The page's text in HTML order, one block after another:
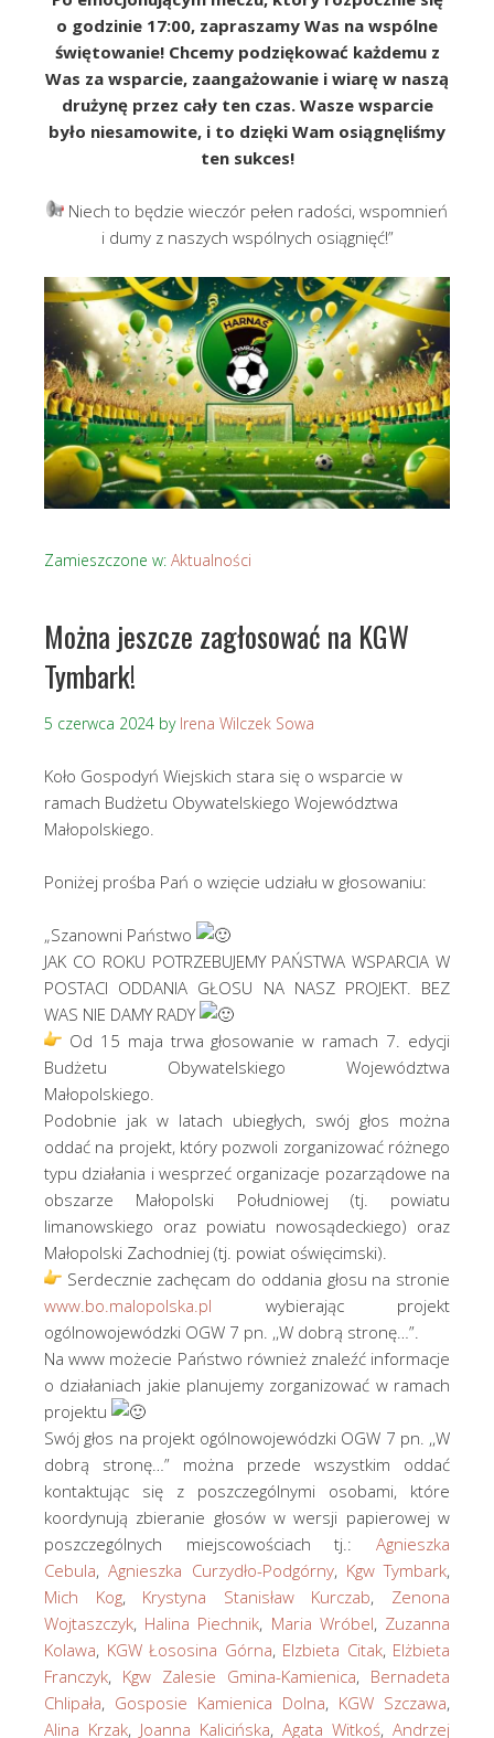
o godzinie 17:00, zapraszamy Was na wspólne
świętowanie! Chcemy podziękować każdemu z
Was za wsparcie, zaangażowanie i wiarę w naszą
drużynę przez cały ten czas. Wasze wsparcie
było niesamowite, i to dzięki Wam osiągnęliśmy
ten sukces!
Niech to będzie wieczór pełen radości, wspomnień
i dumy z naszych wspólnych osiągnięć!”
Zamieszczone w: Aktualności
Można jeszcze zagłosować na KGW
Tymbark!
5 czerwca 2024 by Irena Wilczek Sowa
Koło Gospodyń Wiejskich stara się o wsparcie w
ramach Budżetu Obywatelskiego Województwa
Małopolskiego.
Poniżej prośba Pań o wzięcie udziału w głosowaniu:
„Szanowni Państwo
JAK CO ROKU POTRZEBUJEMY PAŃSTWA WSPARCIA W
POSTACI ODDANIA GŁOSU NA NASZ PROJEKT. BEZ
WAS NIE DAMY RADY
Od 15 maja trwa głosowanie w ramach 7. edycji
Budżetu Obywatelskiego Województwa
Małopolskiego.
Podobnie jak w latach ubiegłych, swój głos można
oddać na projekt, który pozwoli zorganizować różnego
typu działania i wesprzeć organizacje pozarządowe na
obszarze Małopolski Południowej (tj. powiatu
limanowskiego oraz powiatu nowosądeckiego) oraz
Małopolski Zachodniej (tj. powiat oświęcimski).
Serdecznie zachęcam do oddania głosu na stronie
www.bo.malopolska.pl wybierając projekt
ogólnowojewódzki OGW 7 pn. ,,W dobrą stronę…”.
Na www możecie Państwo również znaleźć informacje
o działaniach jakie planujemy zorganizować w ramach
projektu
Swój głos na projekt ogólnowojewódzki OGW 7 pn. ,,W
dobrą stronę…” można przede wszystkim oddać
kontaktując się z poszczególnymi osobami, które
koordynują zbieranie głosów w wersji papierowej w
poszczególnych miejscowościach tj.: Agnieszka
Cebula,Agnieszka Curzydło-Podgórny, Kgw Tymbark,
Mich Kog, Krystyna Stanisław Kurczab, Zenona
Wojtaszczyk, Halina Piechnik, Maria Wróbel, Zuzanna
Kolawa, KGW Łososina Górna, Elzbieta Citak, Elżbieta
Franczyk, Kgw Zalesie Gmina-Kamienica, Bernadeta
Chlipała, Gosposie Kamienica Dolna, KGW Szczawa,
Alina Krzak, Joanna Kalicińska, Agata Witkoś, Andrzej